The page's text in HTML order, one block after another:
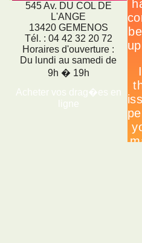
545 Av. DU COL DE
L'ANGE
13420 GEMENOS
Tél. : 04 42 32 20 72
Horaires d'ouverture :
Du lundi au samedi de
9h � 19h
Acheter vos drag�es en
ligne